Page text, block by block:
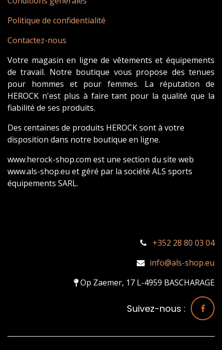
Politique de confidentialité
Contactez-nous
Votre magasin en ligne de vêtements et équipements
de travail. Notre boutique vous propose des tenues
pour hommes et pour femmes. La réputation de
HEROCK n'est plus à faire tant pour la qualité que la
fiabilité de ses produits.
Des centaines de produits HEROCK sont à votre
disposition dans notre boutique en ligne.
www.herock-shop.com est une section du site web
www.als-shop.eu et géré par la société ALS sports
équipements SARL.
+352 28 80 03 04
info@als-shop.eu
Op Zaemer, 17 L-4959 BASCHARAGE
Suivez-nous :